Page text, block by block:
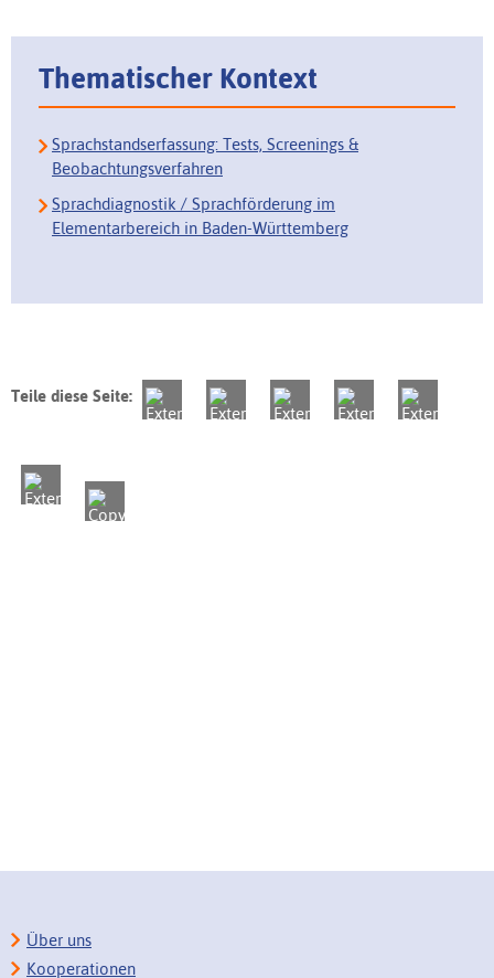
Thematischer Kontext
Sprachstandserfassung: Tests, Screenings &
Beobachtungsverfahren
Sprachdiagnostik / Sprachförderung im
Elementarbereich in Baden-Württemberg
Teile diese Seite:
Über uns
Kooperationen